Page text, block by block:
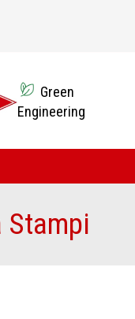
Green
Engineering
Stampi